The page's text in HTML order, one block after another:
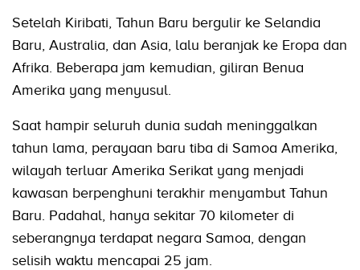
Setelah Kiribati, Tahun Baru bergulir ke Selandia
Baru, Australia, dan Asia, lalu beranjak ke Eropa dan
Afrika. Beberapa jam kemudian, giliran Benua
Amerika yang menyusul.
Saat hampir seluruh dunia sudah meninggalkan
tahun lama, perayaan baru tiba di Samoa Amerika,
wilayah terluar Amerika Serikat yang menjadi
kawasan berpenghuni terakhir menyambut Tahun
Baru. Padahal, hanya sekitar 70 kilometer di
seberangnya terdapat negara Samoa, dengan
selisih waktu mencapai 25 jam.